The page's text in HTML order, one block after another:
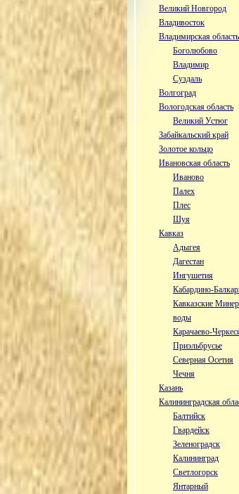
Великий Новгород
Владивосток
Владимирская область
Боголюбово
Владимир
Суздаль
Волгоград
Вологодская область
Великий Устюг
Забайкальский край
Золотое кольцо
Ивановская область
Иваново
Палех
Плес
Шуя
Кавказ
Адыгея
Дагестан
Ингушетия
Кабардино-
Кавказские
воды
Карачаево-
Приэльбрусье
Северная Осетия
Чечня
Казань
Калининградская
Балтийск
Гвардейск
Зеленоградск
Калининград
Светлогорск
Янтарный